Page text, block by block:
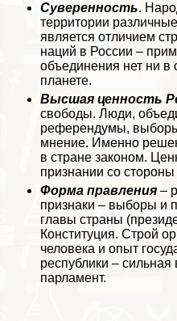
Суверенность.
территории
является отличием
наций в России –
объединения нет ни в
планете.
Высшая ценность
свободы. Люди,
референдумы,
мнение. Именно
в стране законом.
признании со
Форма правления –
признаки – выборы и
главы страны
Конституция. Строй
человека и опыт
республики – сильная
парламент.